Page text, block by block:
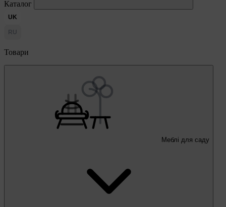
Каталог
UK
RU
Товари
Меблі для саду